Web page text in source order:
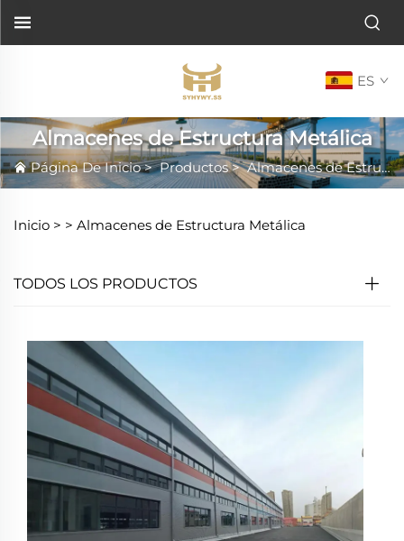
ES
Almacenes de Estructura Metálica
Página De Inicio>Productos>Almacenes de Estructura Metálica
Inicio > > Almacenes de Estructura Metálica
TODOS LOS PRODUCTOS